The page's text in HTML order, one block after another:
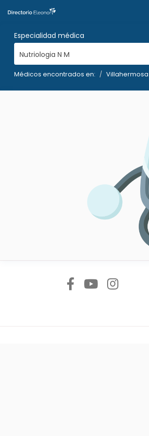
Especialidad médica
Nutriologia N M
Médicos encontrados en: Villahermosa